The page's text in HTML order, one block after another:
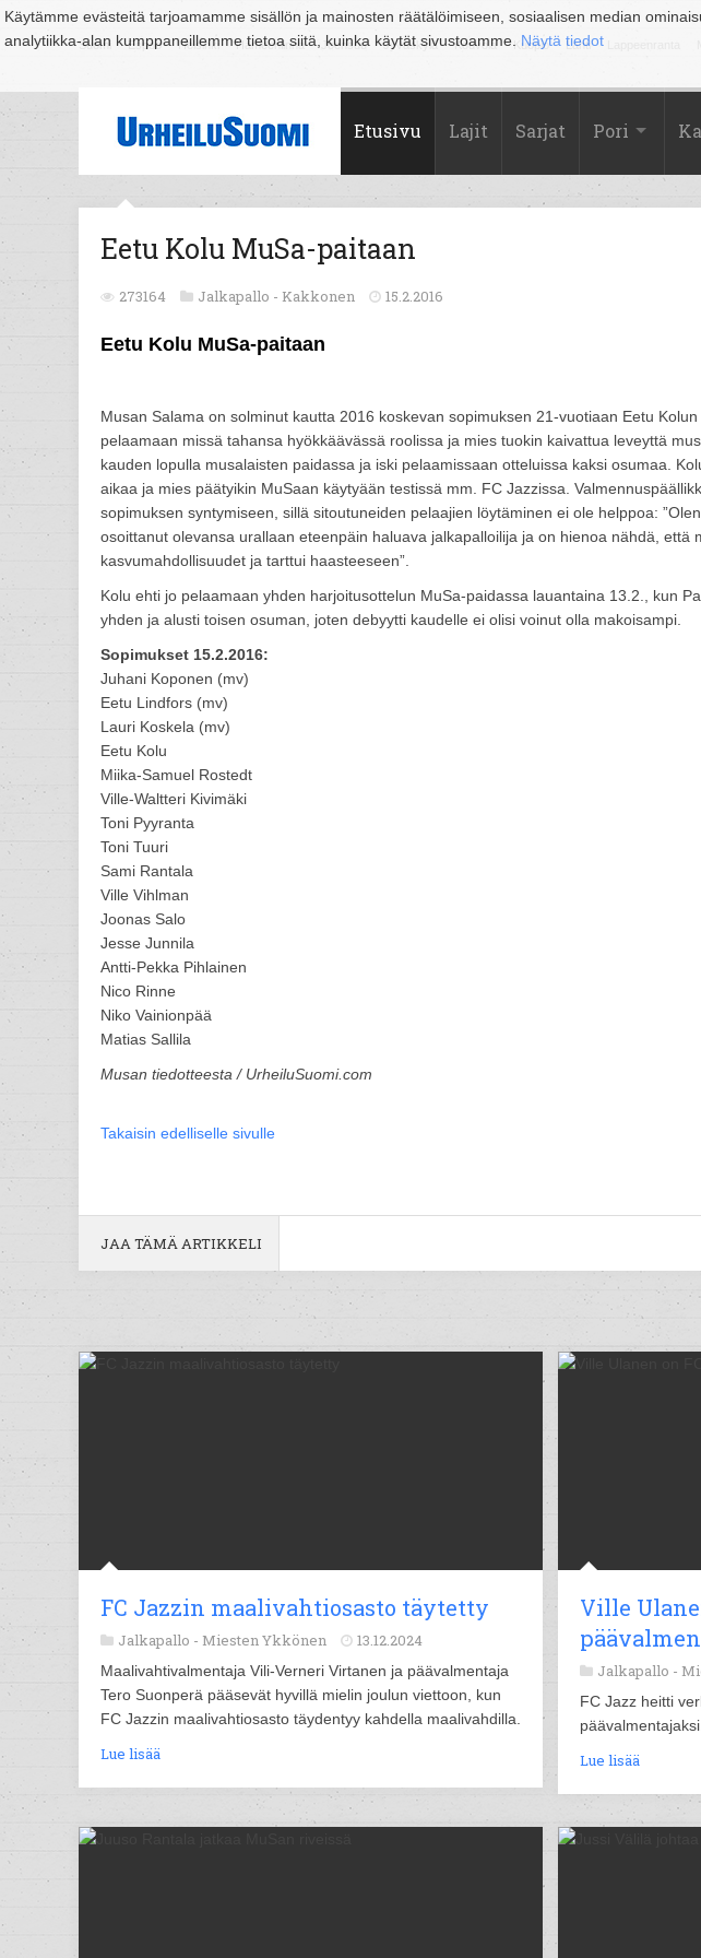
Käytämme evästeitä tarjoamamme sisällön ja mainosten räätälöimiseen, sosiaalisen median
analytiikka-alan kumppaneillemme tietoa siitä, kuinka käytät sivustoamme. Näytä tiedot
Suomi Espoo Helsinki Hämeenlinna Joensuu Jyväskylä Kouvola Kuopio Lahti
Etusivu Lajit Sarjat Pori
Eetu Kolu MuSa-paitaan
273164 Jalkapallo - Kakkonen 15.2.2016
Eetu Kolu MuSa-paitaan
Musan Salama on solminut kautta 2016 koskevan sopimuksen 21-vuotiaan Eetu
pelaamaan missä tahansa hyökkäävässä roolissa ja mies tuokin kaivattua leveyttä
kauden lopulla musalaisten paidassa ja iski pelaamissaan otteluissa kaksi osumaa.
aikaa ja mies päätyikin MuSaan käytyään testissä mm. FC Jazzissa.
sopimuksen syntymiseen, sillä sitoutuneiden pelaajien löytäminen ei ole helppoa:
osoittanut olevansa urallaan eteenpäin haluava jalkapalloilija ja on hienoa nähdä, että
kasvumahdollisuudet ja tarttui haasteeseen”.
Kolu ehti jo pelaamaan yhden harjoitusottelun MuSa-paidassa lauantaina 13.2., kun
yhden ja alusti toisen osuman, joten debyytti kaudelle ei olisi voinut olla makoisampi.
Sopimukset 15.2.2016:
Juhani Koponen (mv)
Eetu Lindfors (mv)
Lauri Koskela (mv)
Eetu Kolu
Miika-Samuel Rostedt
Ville-Waltteri Kivimäki
Toni Pyyranta
Toni Tuuri
Sami Rantala
Ville Vihlman
Joonas Salo
Jesse Junnila
Antti-Pekka Pihlainen
Nico Rinne
Niko Vainionpää
Matias Sallila
Musan tiedotteesta / UrheiluSuomi.com
Takaisin edelliselle sivulle
JAA TÄMÄ ARTIKKELI
FC Jazzin maalivahtiosasto täytetty
Jalkapallo - Miesten Ykkönen 13.12.2024
Maalivahtivalmentaja Vili-Verneri Virtanen ja päävalmentaja
Tero Suonperä pääsevät hyvillä mielin joulun viettoon, kun
FC Jazzin maalivahtiosasto täydentyy kahdella maalivahdilla.
Lue lisää
Ville
Jalkapallo -
FC Jazz heitti
päävalmentajaksi.
Lue lisää